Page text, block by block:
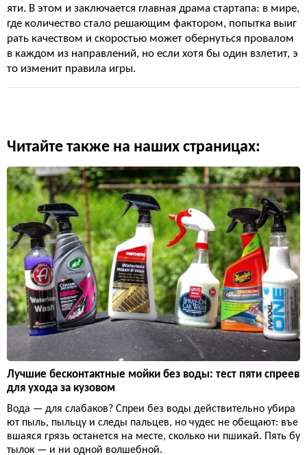
яти. В этом и заключается главная драма стартапа: в мире,
где количество стало решающим фактором, попытка выиг
рать качеством и скоростью может обернуться провалом
в каждом из направлений, но если хотя бы один взлетит, э
то изменит правила игры.
Читайте также на наших страницах:
Лучшие бесконтактные мойки без воды: тест пяти спреев
для ухода за кузовом
Вода — для слабаков? Спреи без воды действительно убира
ют пыль, пыльцу и следы пальцев, но чудес не обещают: въе
вшаяся грязь останется на месте, сколько ни пшикай. Пять бу
тылок — и ни одной волшебной.